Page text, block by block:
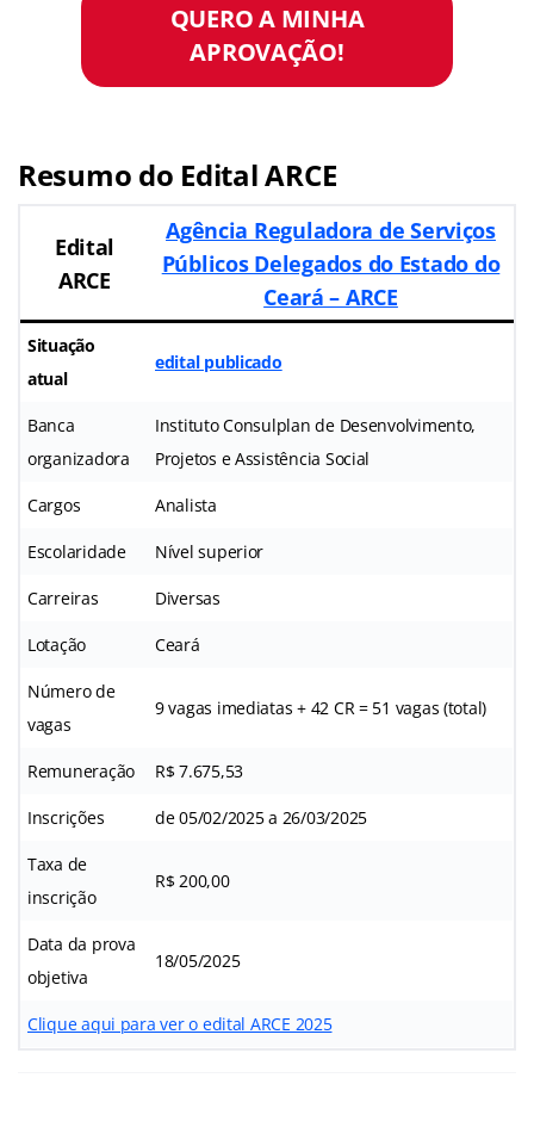
QUERO A MINHA
APROVAÇÃO!
Resumo do Edital ARCE
Edital
ARCE
Agência Reguladora de Serviços
Públicos Delegados do Estado do
Ceará – ARCE
Situação
atual
edital publicado
Banca
organizadora
Instituto Consulplan de Desenvolvimento,
Projetos e Assistência Social
Cargos Analista
Escolaridade Nível superior
Carreiras Diversas
Lotação Ceará
Número de
vagas
9 vagas imediatas + 42 CR = 51 vagas (total)
Remuneração R$ 7.675,53
Inscrições de 05/02/2025 a 26/03/2025
Taxa de
inscrição
R$ 200,00
Data da prova
objetiva
18/05/2025
Clique aqui para ver o edital ARCE 2025